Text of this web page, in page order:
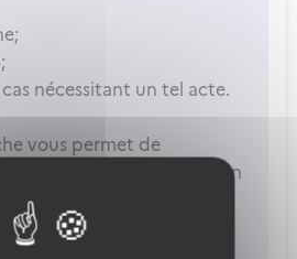
nécessitant un tel acte.
vous permet de
de votre licence en